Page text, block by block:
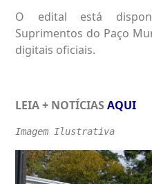
O edital está
Suprimentos do Paço
digitais oficiais.
LEIA + NOTÍCIAS AQUI
Imagem Ilustrativa